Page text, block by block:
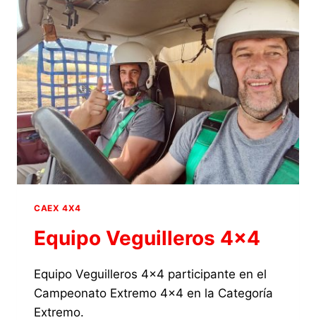
CAEX 4X4
Equipo Veguilleros 4×4
Equipo Veguilleros 4×4 participante en el
Campeonato Extremo 4×4 en la Categoría
Extremo.